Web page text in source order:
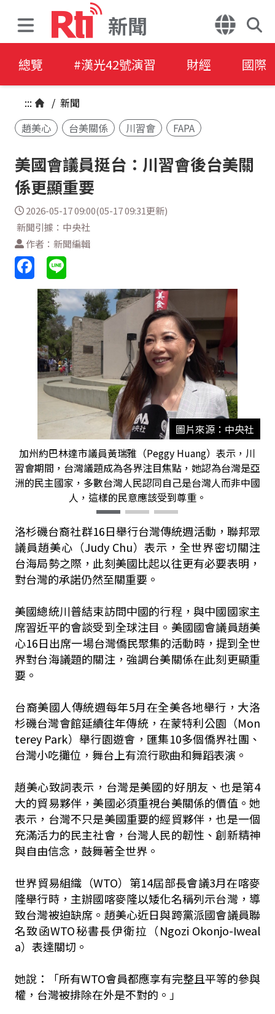
新聞
總覽 #漢光42號演習 財經 國際
::: / 新聞
趙美心
台美關係 川習會 FAPA
美國會議員挺台：川習會後台美關
係更顯重要
2026-05-17 09:00(05-17 09:31更新)
新聞引據：中央社
作者：新聞編輯
圖片來源：中央社
加州約巴林達市議員黃瑞雅（Peggy Huang）表示，川
習會期間，台灣議題成為各界注目焦點，她認為台灣是亞
洲的民主國家，多數台灣人民認同自己是台灣人而非中國
人，這樣的民意應該受到尊重。
洛杉磯台裔社群16日舉行台灣傳統週活動，聯邦眾
議員趙美心（Judy Chu）表示，全世界密切關注
台海局勢之際，此刻美國比起以往更有必要表明，
對台灣的承諾仍然至關重要。
美國總統川普結束訪問中國的行程，與中國國家主
席習近平的會談受到全球注目。美國國會議員趙美
心16日出席一場台灣僑民聚集的活動時，提到全世
界對台海議題的關注，強調台美關係在此刻更顯重
要。
台裔美國人傳統週每年5月在全美各地舉行，大洛
杉磯台灣會館延續往年傳統，在蒙特利公園（Mon
terey Park）舉行園遊會，匯集10多個僑界社團、
台灣小吃攤位，舞台上有流行歌曲和舞蹈表演。
趙美心致詞表示，台灣是美國的好朋友、也是第4
大的貿易夥伴，美國必須重視台美關係的價值。她
表示，台灣不只是美國重要的經貿夥伴，也是一個
充滿活力的民主社會，台灣人民的韌性、創新精神
與自由信念，鼓舞著全世界。
世界貿易組織（WTO）第14屆部長會議3月在喀麥
隆舉行時，主辦國喀麥隆以矮化名稱列示台灣，導
致台灣被迫缺席。趙美心近日與跨黨派國會議員聯
名致函WTO秘書長伊衛拉（Ngozi Okonjo-Iweal
a）表達關切。
她說：「所有WTO會員都應享有完整且平等的參與
權，台灣被排除在外是不對的。」